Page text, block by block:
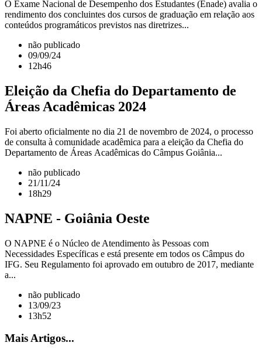
O Exame Nacional de Desempenho dos Estudantes (Enade) avalia o
rendimento dos concluintes dos cursos de graduação em relação aos
conteúdos programáticos previstos nas diretrizes...
não publicado
09/09/24
12h46
Eleição da Chefia do Departamento de
Áreas Acadêmicas 2024
Foi aberto oficialmente no dia 21 de novembro de 2024, o processo
de consulta à comunidade acadêmica para a eleição da Chefia do
Departamento de Áreas Acadêmicas do Câmpus Goiânia...
não publicado
21/11/24
18h29
NAPNE - Goiânia Oeste
O NAPNE é o Núcleo de Atendimento às Pessoas com
Necessidades Específicas e está presente em todos os Câmpus do
IFG. Seu Regulamento foi aprovado em outubro de 2017, mediante
a...
não publicado
13/09/23
13h52
Mais Artigos...